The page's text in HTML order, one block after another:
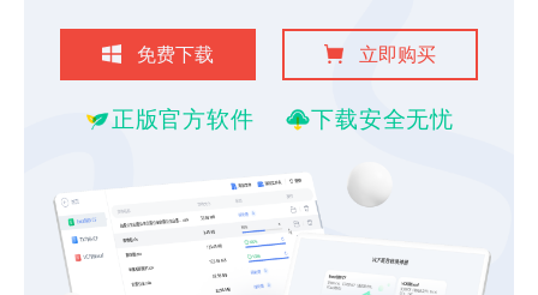
免费下载 立即购买
正版官方软件 下载安全无忧